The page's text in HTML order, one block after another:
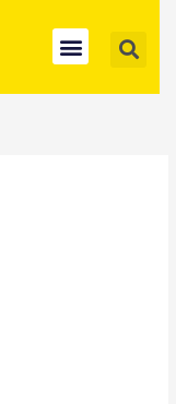
Menu